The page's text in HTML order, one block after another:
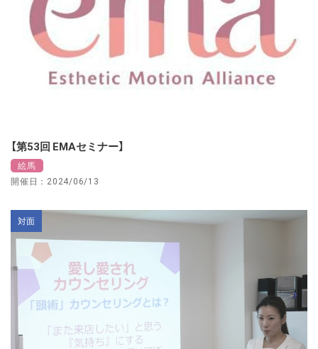
【第53回 EMAセミナー】
絵馬
開催日：2024/06/13
対面